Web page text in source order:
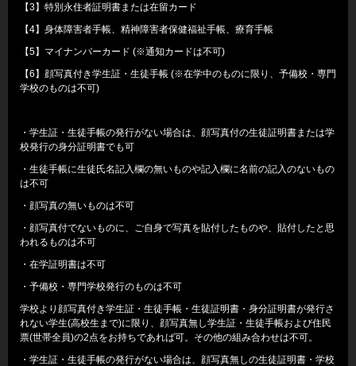
【3】特別永住者証明書または在留カード
【4】身体障害者手帳、精神障害者保健福祉手帳、療育手帳
【5】マイナンバーカード (※通知カードは不可)
【6】顔写真付き学生証・生徒手帳 (※在学中のものに限り、予備校・専門
学校のものは不可)
・学生証・生徒手帳の発行がない場合は、顔写真付の生徒証明書または学
校発行の身分証明書でも可
・生徒手帳に生徒氏名記入欄の無いものや記入欄に名前の記入のないもの
は不可
・顔写真の無いものは不可
・顔写真付でないものに、ご自身で写真を貼付したものや、貼付したと思
われるものは不可
・在学証明書は不可
・予備校・専門学校発行のものは不可
学校より顔写真付き学生証・生徒手帳・生徒証明書・身分証明書が発行さ
れない学生(高校生まで)に限り、顔写真無し学生証・生徒手帳および住民
票(世帯全員)の2点をお持ちであれば可。その他の組み合わせは不可。
・学生証・生徒手帳の発行がない場合は、顔写真無しの生徒証明書・学校